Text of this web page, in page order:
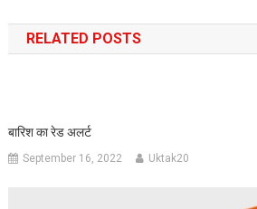
navigation
RELATED POSTS
बारिश का रेड अलर्ट
September 16, 2022 Uktak20